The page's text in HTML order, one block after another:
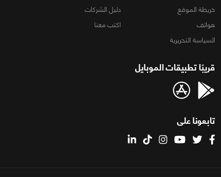
خريطة الموقع
دليل الشركات
هواتف
اكتب معنا
السياسة التحريرية
قريبًا تطبيقات الموبايل
تابعونا على